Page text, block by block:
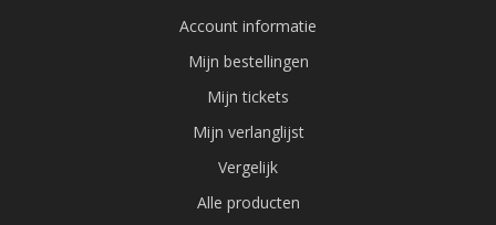
Account informatie
Mijn bestellingen
Mijn tickets
Mijn verlanglijst
Vergelijk
Alle producten